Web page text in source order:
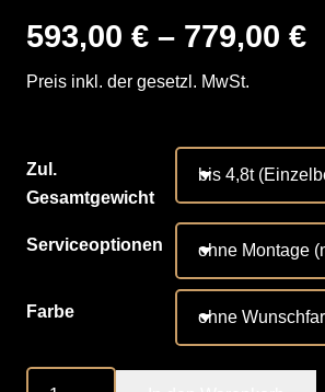
593,00 € – 779,00 €
Preis inkl. der gesetzl. MwSt.
Zul.
Gesamtgewicht
Serviceoptionen
Farbe